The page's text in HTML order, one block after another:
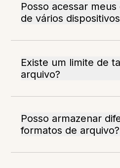
Posso acessar
de vários
Existe um limite de
arquivo?
Posso armazenar
formatos de arquivo?